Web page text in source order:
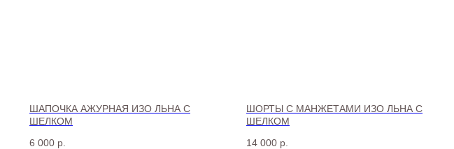
ШАПОЧКА АЖУРНАЯ ИЗО ЛЬНА С
ШЕЛКОМ
6 000 р.
ШОРТЫ С МАНЖЕТАМИ ИЗО ЛЬНА С
ШЕЛКОМ
14 000 р.